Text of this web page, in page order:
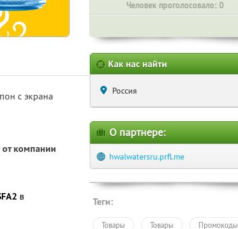
Человек проголосовало: 0
с экрана
компании
в
Как нас найти
Россия
О партнере:
hwalwatersru.prfl.me
Теги:
Товары Товары Промокоды